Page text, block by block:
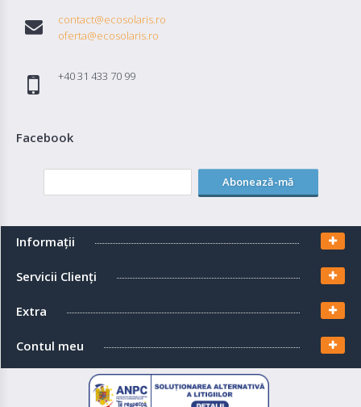
contact@ecosolaris.ro
oferta@ecosolaris.ro
+40 31 433 70 99
Facebook
Abonează-mă
Informaţii
Servicii Clienţi
Extra
Contul meu